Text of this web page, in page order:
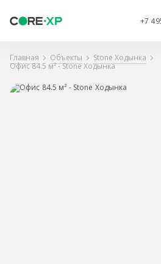
+7
Главная Объекты
Stone Ходынка
Офис 84.5 м² - Stone Ходынка